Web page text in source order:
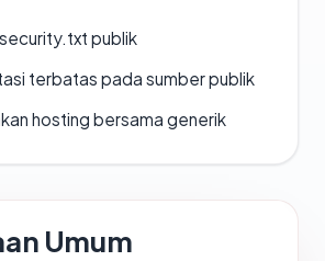
publik
terbatas pada sumber publik
hosting bersama generik
Umum